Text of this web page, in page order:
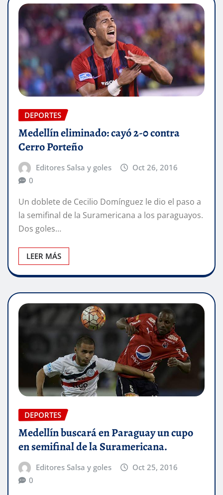
DEPORTES
Medellín eliminado: cayó 2-0 contra
Cerro Porteño
Editores Salsa y goles
Oct 26, 2016
0
Un doblete de Cecilio Domínguez le dio el paso a
la semifinal de la Suramericana a los paraguayos.
Dos goles…
LEER MÁS
DEPORTES
Medellín buscará en Paraguay un cupo
en semifinal de la Suramericana.
Editores Salsa y goles
Oct 25, 2016
0